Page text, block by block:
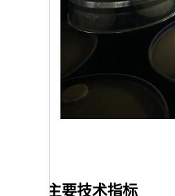
主要技术指标